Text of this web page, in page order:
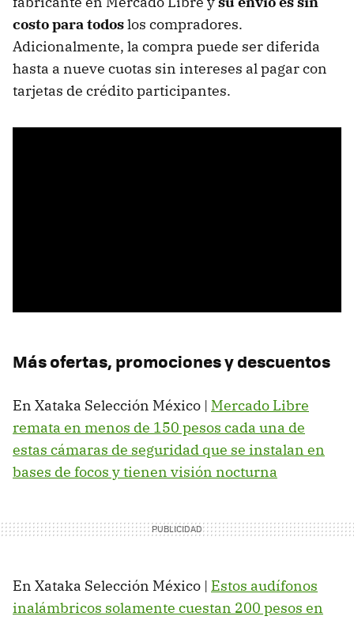
costo para todoslos compradores.
Adicionalmente, la compra puede ser diferida
hasta a nueve cuotas sin intereses al pagar con
tarjetas de crédito participantes.
Más ofertas, promociones y descuentos
En Xataka Selección México | Mercado Libre
remata en menos de 150 pesos cada una de
estas cámaras de seguridad que se instalan en
bases de focos y tienen visión nocturna
En Xataka Selección México | Estos audífonos
inalámbricos solamente cuestan 200 pesos en